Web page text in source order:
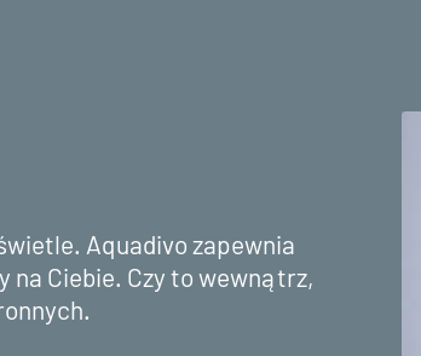
Aquadivo zapewnia
na Ciebie. Czy to wewnątrz,